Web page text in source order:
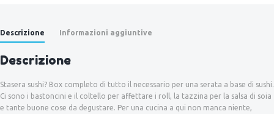
Descrizione Informazioni aggiuntive
Descrizione
Stasera sushi? Box completo di tutto il necessario per una serata a base di sushi.
Ci sono i bastoncini e il coltello per affettare i roll, la tazzina per la salsa di soia
e tante buone cose da degustare. Per una cucina a qui non manca niente,